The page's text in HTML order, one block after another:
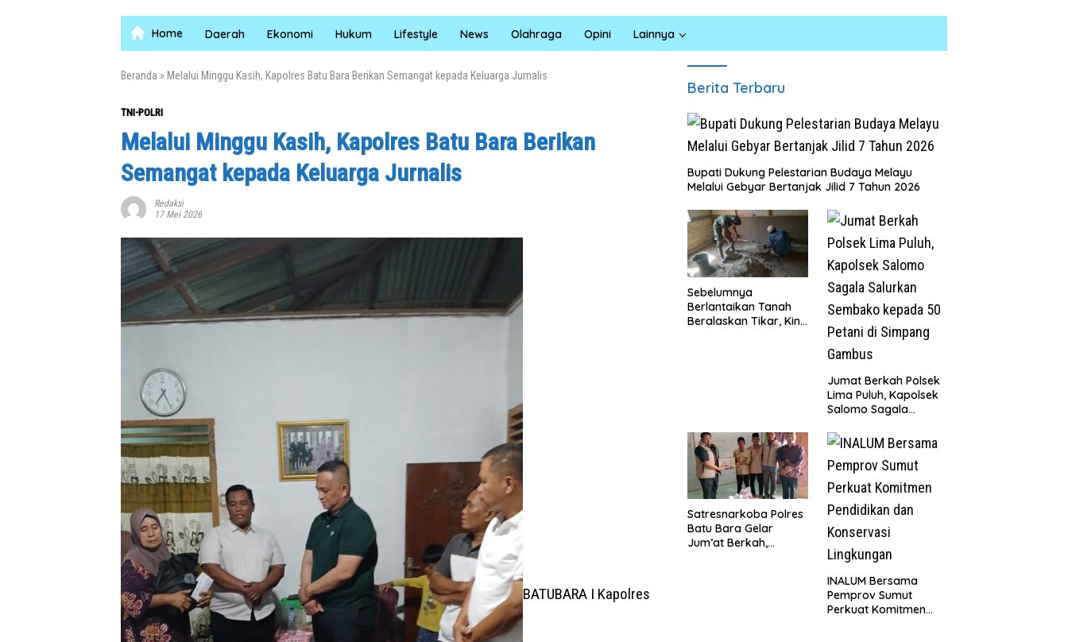
Home Daerah Ekonomi Hukum Lifestyle News Olahraga Opini Lainnya
Beranda » Melalui Minggu Kasih, Kapolres Batu Bara Berikan Semangat kepada Keluarga Jurnalis
TNI-POLRI
Melalui Minggu Kasih, Kapolres Batu Bara Berikan
Semangat kepada Keluarga Jurnalis
Redaksi
17 Mei 2026
BATUBARA I Kapolres
Berita Terbaru
Bupati Dukung Pelestarian Budaya Melayu
Melalui Gebyar Bertanjak Jilid 7 Tahun 2026
Sebelumnya
Berlantaikan Tanah
Beralaskan Tikar, Kini
Jumat Berkah Polsek
Lima Puluh, Kapolsek
Salomo Sagala
kepada 50 Petani di
Simpang Gambus
Satresnarkoba Polres
Batu Bara Gelar
Jum’at Berkah,
INALUM Bersama
Pemprov Sumut
Perkuat Komitmen